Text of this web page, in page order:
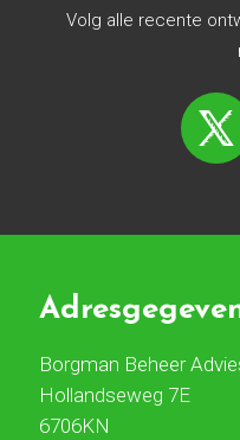
Volg alle recente
Borgman Beheer
Hollandseweg 7E
6706KN